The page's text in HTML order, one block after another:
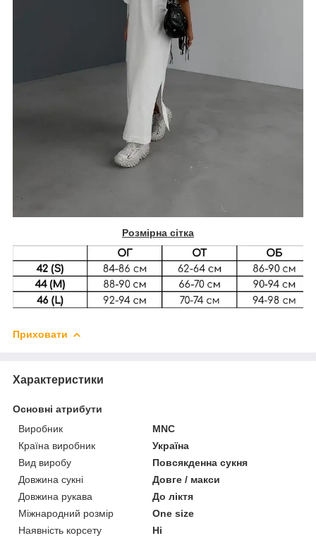
Розмірна сітка
Приховати
Характеристики
Основні атрибути
Виробник
MNC
Країна виробник
Україна
Вид виробу
Повсякденна сукня
Довжина сукні
Довге / макси
Довжина рукава
До ліктя
Міжнародний розмір
One size
Наявність корсету
Ні